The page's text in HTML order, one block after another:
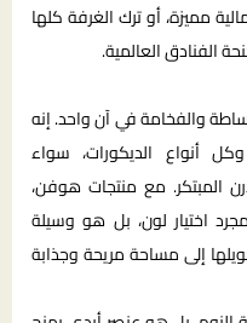
مميزة، أو ترك الغرفة كلها
الفنادق العالمية.
والفخامة في آن واحد. إنه
أنواع الديكورات، سواء
المبتكر. مع منتجات هوفن،
اختيار لون، بل هو وسيلة
إلى مساحة مريحة وجذابة